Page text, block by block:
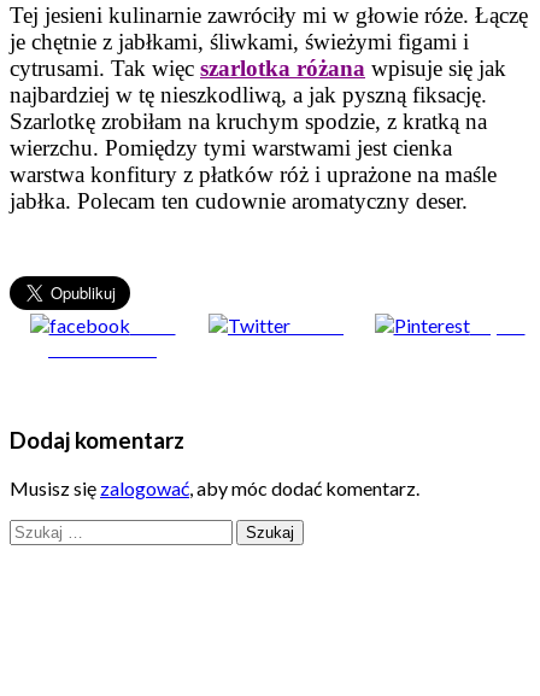
Tej jesieni kulinarnie zawróciły mi w głowie róże. Łączę
je chętnie z jabłkami, śliwkami, świeżymi figami i
cytrusami. Tak więc szarlotka różana wpisuje się jak
najbardziej w tę nieszkodliwą, a jak pyszną fiksację.
Szarlotkę zrobiłam na kruchym spodzie, z kratką na
wierzchu. Pomiędzy tymi warstwami jest cienka
warstwa konfitury z płatków róż i uprażone na maśle
jabłka. Polecam ten cudownie aromatyczny deser.
Zapisz
Dodaj komentarz
Musisz się zalogować, aby móc dodać komentarz.
Szukaj: